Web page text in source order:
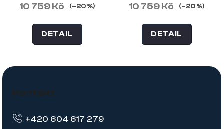
10 759 Kč
(–20 %)
DETAIL
10 759 Kč
(–20 %)
DETAIL
Z
Kontakt
+420 604 617 279